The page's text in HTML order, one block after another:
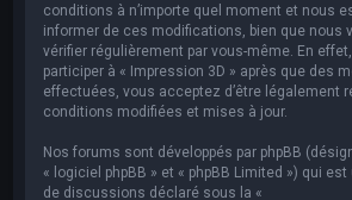
conditions à n’importe quel moment et nous
informer de ces modifications, bien que nous
vérifier régulièrement par vous-même. En
participer à « Impression 3D » après que des
effectuées, vous acceptez d’être légalement
conditions modifiées et mises à jour.
Nos forums sont développés par phpBB
« logiciel phpBB » et « phpBB Limited ») qui
de discussions déclaré sous la «